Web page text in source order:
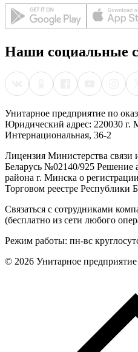
Наши социальные
Унитарное предприятие по
Юридический адрес: 220030 г.
Интернациональная, 36-2
Лицензия Министерства
Беларусь №02140/925 Решение
района г. Минска о
Торговом реестре Республики
Связаться с сотрудниками
(бесплатно из сети любого
Режим работы: пн-вс
© 2026 Унитарное